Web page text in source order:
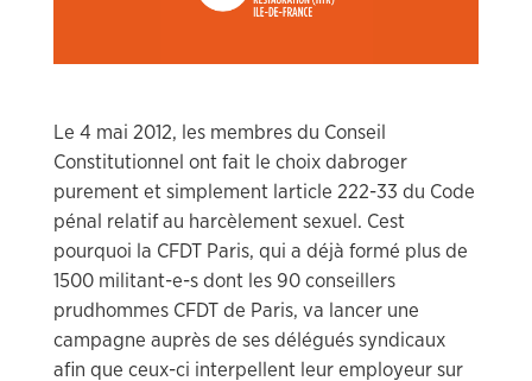
Le 4 mai 2012, les membres du Conseil
Constitutionnel ont fait le choix dabroger
purement et simplement larticle 222-33 du Code
pénal relatif au harcèlement sexuel. Cest
pourquoi la CFDT Paris, qui a déjà formé plus de
1500 militant-e-s dont les 90 conseillers
prudhommes CFDT de Paris, va lancer une
campagne auprès de ses délégués syndicaux
afin que ceux-ci interpellent leur employeur sur